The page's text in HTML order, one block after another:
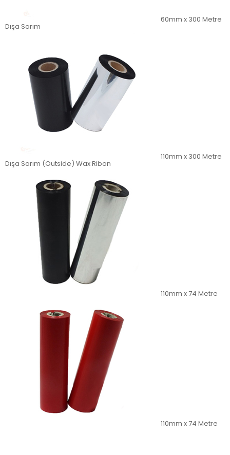
60mm x 300 Metre
Dışa Sarım
110mm x 300 Metre
Dışa Sarım (Outside) Wax Ribon
110mm x 74 Metre
110mm x 74 Metre